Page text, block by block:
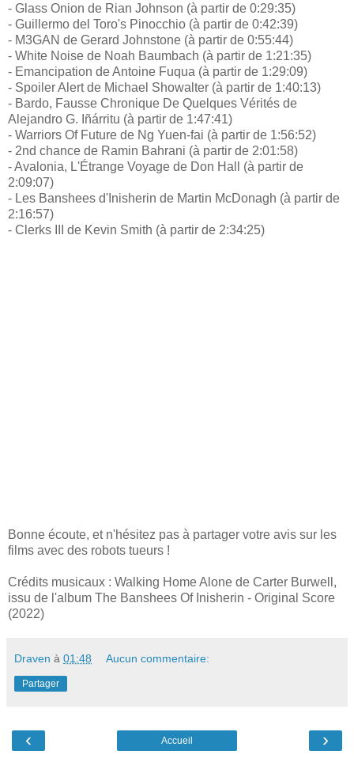
- Glass Onion de Rian Johnson (à partir de 0:29:35)
- Guillermo del Toro's Pinocchio (à partir de 0:42:39)
- M3GAN de Gerard Johnstone (à partir de 0:55:44)
- White Noise de Noah Baumbach (à partir de 1:21:35)
- Emancipation de Antoine Fuqua (à partir de 1:29:09)
- Spoiler Alert de Michael Showalter (à partir de 1:40:13)
- Bardo, Fausse Chronique De Quelques Vérités de
Alejandro G. Iñárritu (à partir de 1:47:41)
- Warriors Of Future de Ng Yuen-fai (à partir de 1:56:52)
- 2nd chance de Ramin Bahrani (à partir de 2:01:58)
- Avalonia, L'Étrange Voyage de Don Hall (à partir de
2:09:07)
- Les Banshees d'Inisherin de Martin McDonagh (à partir de
2:16:57)
- Clerks III de Kevin Smith (à partir de 2:34:25)
Bonne écoute, et n'hésitez pas à partager votre avis sur les
films avec des robots tueurs !
Crédits musicaux : Walking Home Alone de Carter Burwell,
issu de l'album The Banshees Of Inisherin - Original Score
(2022)
Draven à 01:48 Aucun commentaire:
Partager
‹ ›
Accueil